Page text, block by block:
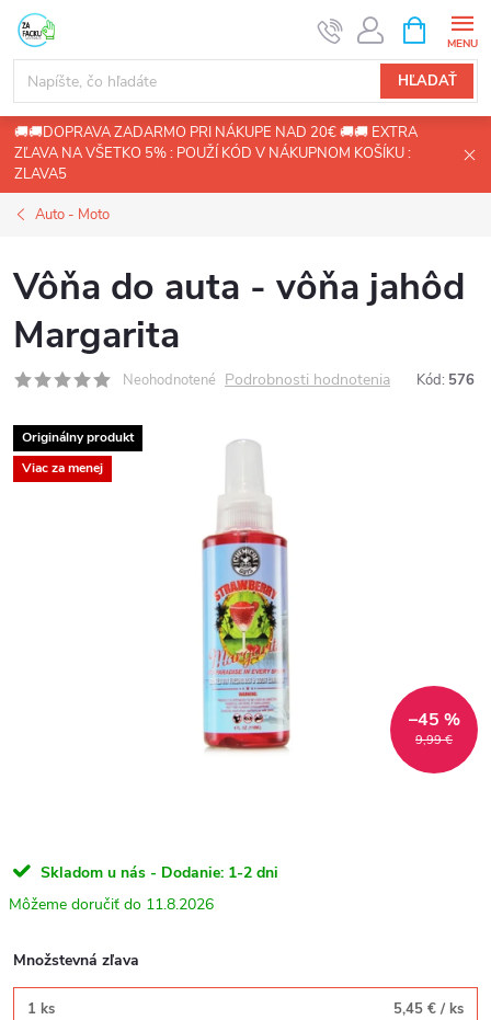
Prejsť
obsah
HĽADAŤ
KOŠÍK
🚚🚚DOPRAVA ZADARMO PRI NÁKUPE NAD 20€ 🚚🚚 EXTRA
ZĽAVA NA VŠETKO 5% : POUŽÍ KÓD V NÁKUPNOM KOŠÍKU :
ZLAVA5
Auto - Moto
Vôňa do auta - vôňa jahôd
Margarita
Neohodnotené Podrobnosti hodnotenia Kód: 576
Originálny produkt
Viac za menej
9,99 €
–45 %
Skladom u nás - Dodanie: 1-2 dni
11.8.2026
Množstevná zľava
1 ks 5,45 € / ks